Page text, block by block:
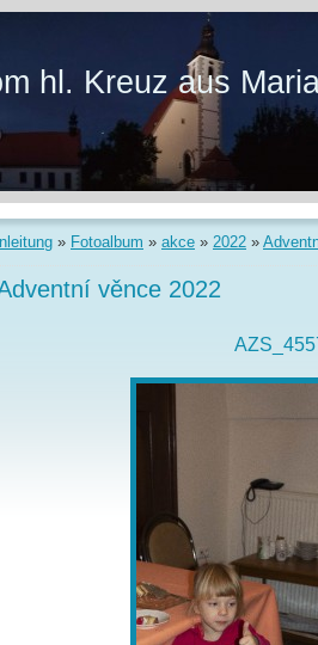
hl. Kreuz aus
» Fotoalbum » akce » 2022 »
věnce 2022